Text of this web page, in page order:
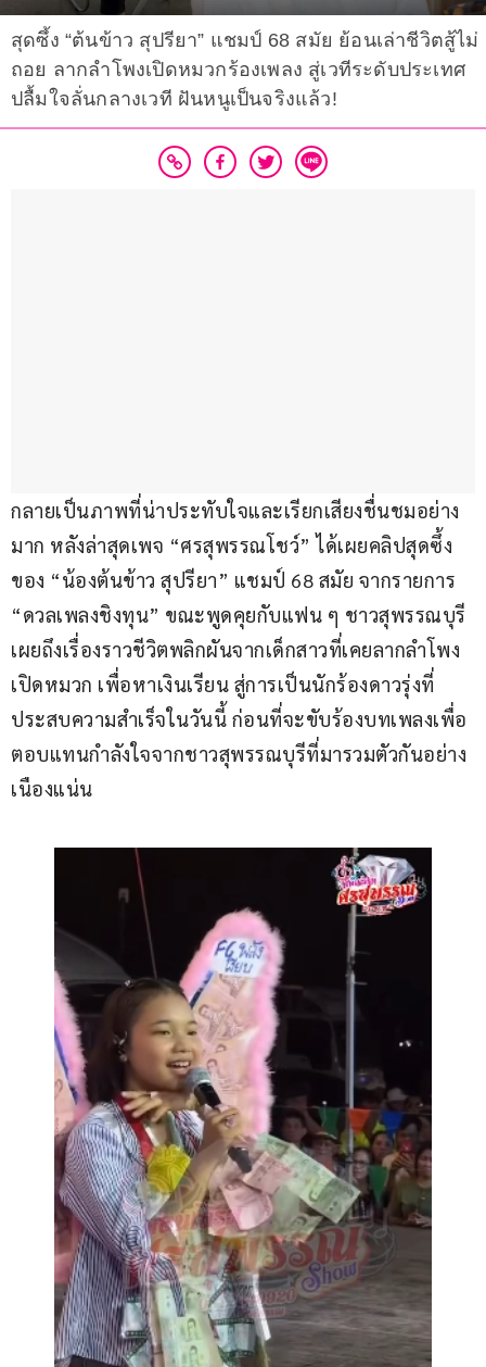
สุดซึ้ง “ต้นข้าว สุปรียา” แชมป์ 68 สมัย ย้อนเล่าชีวิตสู้ไม่
ถอย ลากลำโพงเปิดหมวกร้องเพลง สู่เวทีระดับประเทศ
ปลื้มใจลั่นกลางเวที ฝันหนูเป็นจริงแล้ว!
กลายเป็นภาพที่น่าประทับใจและเรียกเสียงชื่นชมอย่าง
มาก หลังล่าสุดเพจ “ศรสุพรรณโชว์” ได้เผยคลิปสุดซึ้ง
ของ “น้องต้นข้าว สุปรียา” แชมป์ 68 สมัย จากรายการ
“ดวลเพลงชิงทุน” ขณะพูดคุยกับแฟน ๆ ชาวสุพรรณบุรี
เผยถึงเรื่องราวชีวิตพลิกผันจากเด็กสาวที่เคยลากลำโพง
เปิดหมวก เพื่อหาเงินเรียน สู่การเป็นนักร้องดาวรุ่งที่
ประสบความสำเร็จในวันนี้ ก่อนที่จะขับร้องบทเพลงเพื่อ
ตอบแทนกำลังใจจากชาวสุพรรณบุรีที่มารวมตัวกันอย่าง
เนืองแน่น